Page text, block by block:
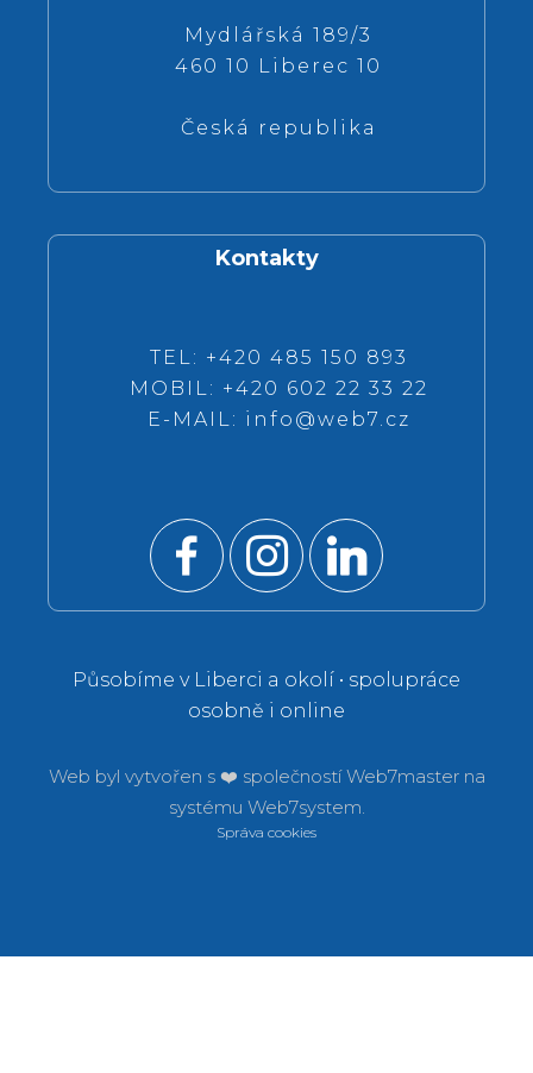
Mydlářská 189/3
460 10 Liberec 10
Česká republika
Kontakty
TEL: +420 485 150 893
MOBIL: +420 602 22 33 22
E-MAIL: info@web7.cz
Působíme v Liberci a okolí • spolupráce
osobně i online
Web byl vytvořen s ❤️ společnostíWeb7master na
systému Web7system.
Správa cookies